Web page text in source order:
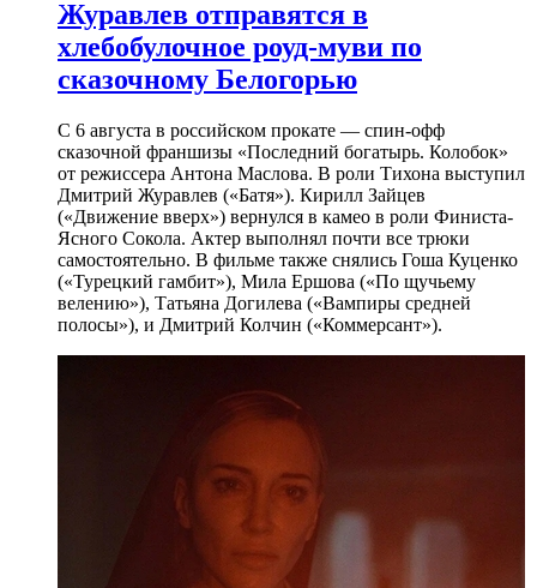
Журавлев отправятся в
хлебобулочное роуд-муви по
сказочному Белогорью
С 6 августа в российском прокате — спин-офф
сказочной франшизы «Последний богатырь. Колобок»
от режиссера Антона Маслова. В роли Тихона выступил
Дмитрий Журавлев («Батя»). Кирилл Зайцев
(«Движение вверх») вернулся в камео в роли Финиста-
Ясного Сокола. Актер выполнял почти все трюки
самостоятельно. В фильме также снялись Гоша Куценко
(«Турецкий гамбит»), Мила Ершова («По щучьему
велению»), Татьяна Догилева («Вампиры средней
полосы»), и Дмитрий Колчин («Коммерсант»).